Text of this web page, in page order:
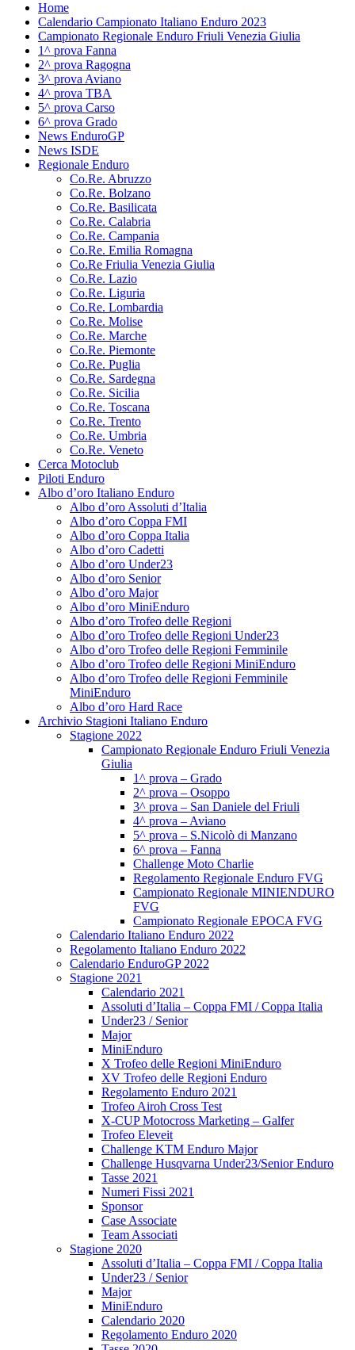
Home
Calendario Campionato Italiano Enduro 2023
Campionato Regionale Enduro Friuli Venezia Giulia
1^ prova Fanna
2^ prova Ragogna
3^ prova Aviano
4^ prova TBA
5^ prova Carso
6^ prova Grado
News EnduroGP
News ISDE
Regionale Enduro
Co.Re. Abruzzo
Co.Re. Bolzano
Co.Re. Basilicata
Co.Re. Calabria
Co.Re. Campania
Co.Re. Emilia Romagna
Co.Re Friulia Venezia Giulia
Co.Re. Lazio
Co.Re. Liguria
Co.Re. Lombardia
Co.Re. Molise
Co.Re. Marche
Co.Re. Piemonte
Co.Re. Puglia
Co.Re. Sardegna
Co.Re. Sicilia
Co.Re. Toscana
Co.Re. Trento
Co.Re. Umbria
Co.Re. Veneto
Cerca Motoclub
Piloti Enduro
Albo d’oro Italiano Enduro
Albo d’oro Assoluti d’Italia
Albo d’oro Coppa FMI
Albo d’oro Coppa Italia
Albo d’oro Cadetti
Albo d’oro Under23
Albo d’oro Senior
Albo d’oro Major
Albo d’oro MiniEnduro
Albo d’oro Trofeo delle Regioni
Albo d’oro Trofeo delle Regioni Under23
Albo d’oro Trofeo delle Regioni Femminile
Albo d’oro Trofeo delle Regioni MiniEnduro
Albo d’oro Trofeo delle Regioni Femminile
MiniEnduro
Albo d’oro Hard Race
Archivio Stagioni Italiano Enduro
Stagione 2022
Campionato Regionale Enduro Friuli Venezia
Giulia
1^ prova – Grado
2^ prova – Osoppo
3^ prova – San Daniele del Friuli
4^ prova – Aviano
5^ prova – S.Nicolò di Manzano
6^ prova – Fanna
Challenge Moto Charlie
Regolamento Regionale Enduro FVG
Campionato Regionale MINIENDURO
FVG
Campionato Regionale EPOCA FVG
Calendario Italiano Enduro 2022
Regolamento Italiano Enduro 2022
Calendario EnduroGP 2022
Stagione 2021
Calendario 2021
Assoluti d’Italia – Coppa FMI / Coppa Italia
Under23 / Senior
Major
MiniEnduro
X Trofeo delle Regioni MiniEnduro
XV Trofeo delle Regioni Enduro
Regolamento Enduro 2021
Trofeo Airoh Cross Test
X-CUP Motocross Marketing – Galfer
Trofeo Eleveit
Challenge KTM Enduro Major
Challenge Husqvarna Under23/Senior Enduro
Tasse 2021
Numeri Fissi 2021
Sponsor
Case Associate
Team Associati
Stagione 2020
Assoluti d’Italia – Coppa FMI / Coppa Italia
Under23 / Senior
Major
MiniEnduro
Calendario 2020
Regolamento Enduro 2020